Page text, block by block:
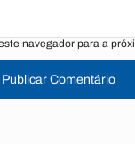
navegador para a
Publicar Comentário